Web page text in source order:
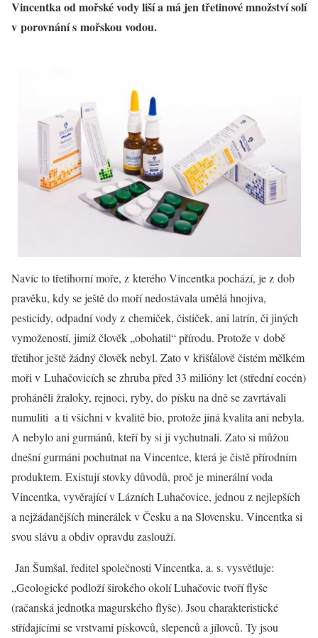
Vincentka od mořské vody liší a má jen třetinové množství solí
v porovnání s mořskou vodou.
Navíc to třetihorní moře, z kterého Vincentka pochází, je z dob
pravěku, kdy se ještě do moří nedostávala umělá hnojiva,
pesticidy, odpadní vody z chemiček, čističek, ani latrín, či jiných
vymožeností, jimiž člověk „obohatil“ přírodu. Protože v době
třetihor ještě žádný člověk nebyl. Zato v křišťálově čistém mělkém
moři v Luhačovicích se zhruba před 33 milióny let (střední eocén)
proháněli žraloky, rejnoci, ryby, do písku na dně se zavrtávali
numuliti a ti všichni v kvalitě bio, protože jiná kvalita ani nebyla.
A nebylo ani gurmánů, kteří by si ji vychutnali. Zato si můžou
dnešní gurmáni pochutnat na Vincentce, která je čistě přírodním
produktem. Existují stovky důvodů, proč je minerální voda
Vincentka, vyvěrající v Lázních Luhačovice, jednou z nejlepších
a nejžádanějších minerálek v Česku a na Slovensku. Vincentka si
svou slávu a obdiv opravdu zaslouží.
Jan Šumšal, ředitel společnosti Vincentka, a. s. vysvětluje:
„Geologické podloží širokého okolí Luhačovic tvoří flyše
(račanská jednotka magurského flyše). Jsou charakteristické
střídajícími se vrstvami pískovců, slepenců a jílovců. Ty jsou